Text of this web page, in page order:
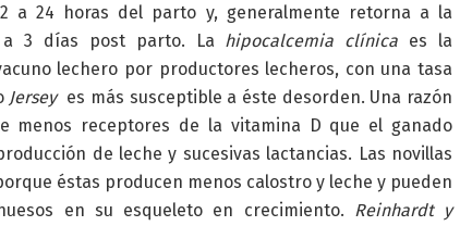
a 24 horas del parto y, generalmente retorna a la
3 días post parto. La hipocalcemia clínica es la
lechero por productores lecheros, con una tasa
Jersey es más susceptible a éste desorden. Una razón
menos receptores de la vitamina D que el ganado
de leche y sucesivas lactancias. Las novillas
éstas producen menos calostro y leche y pueden
en su esqueleto en crecimiento.
Reinhardt y